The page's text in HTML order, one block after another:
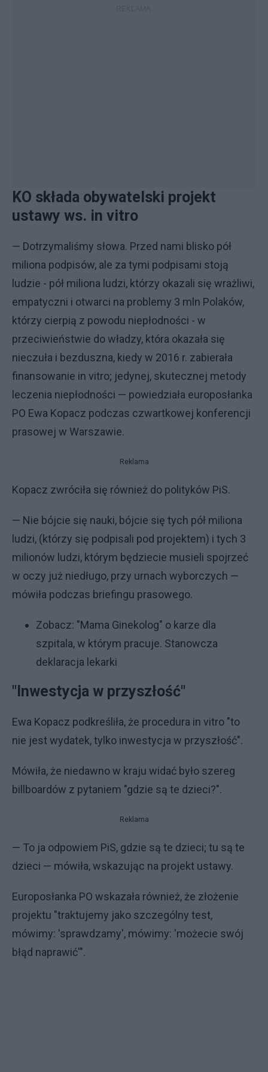
KO składa obywatelski projekt
ustawy ws. in vitro
— Dotrzymaliśmy słowa. Przed nami blisko pół
miliona podpisów, ale za tymi podpisami stoją
ludzie - pół miliona ludzi, którzy okazali się wrażliwi,
empatyczni i otwarci na problemy 3 mln Polaków,
którzy cierpią z powodu niepłodności - w
przeciwieństwie do władzy, która okazała się
nieczuła i bezduszna, kiedy w 2016 r. zabierała
finansowanie in vitro; jedynej, skutecznej metody
leczenia niepłodności — powiedziała europosłanka
PO Ewa Kopacz podczas czwartkowej konferencji
prasowej w Warszawie.
Reklama
Kopacz zwróciła się również do polityków PiS.
— Nie bójcie się nauki, bójcie się tych pół miliona
ludzi, (którzy się podpisali pod projektem) i tych 3
milionów ludzi, którym będziecie musieli spojrzeć
w oczy już niedługo, przy urnach wyborczych —
mówiła podczas briefingu prasowego.
Zobacz: "Mama Ginekolog" o karze dla
szpitala, w którym pracuje. Stanowcza
deklaracja lekarki
"Inwestycja w przyszłość"
Ewa Kopacz podkreśliła, że procedura in vitro "to
nie jest wydatek, tylko inwestycja w przyszłość".
Mówiła, że niedawno w kraju widać było szereg
billboardów z pytaniem "gdzie są te dzieci?".
Reklama
— To ja odpowiem PiS, gdzie są te dzieci; tu są te
dzieci — mówiła, wskazując na projekt ustawy.
Europosłanka PO wskazała również, że złożenie
projektu "traktujemy jako szczególny test,
mówimy: 'sprawdzamy', mówimy: 'możecie swój
błąd naprawić'".